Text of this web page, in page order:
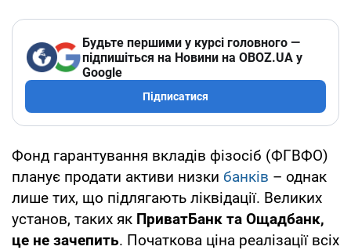
Будьте першими у курсі головного —
підпишіться на Новини на OBOZ.UA у
Google
Підписатися
Фонд гарантування вкладів фізосіб (ФГВФО)
планує продати активи низки банків – однак
лише тих, що підлягають ліквідації. Великих
установ, таких як ПриватБанк та Ощадбанк,
це не зачепить. Початкова ціна реалізації всіх